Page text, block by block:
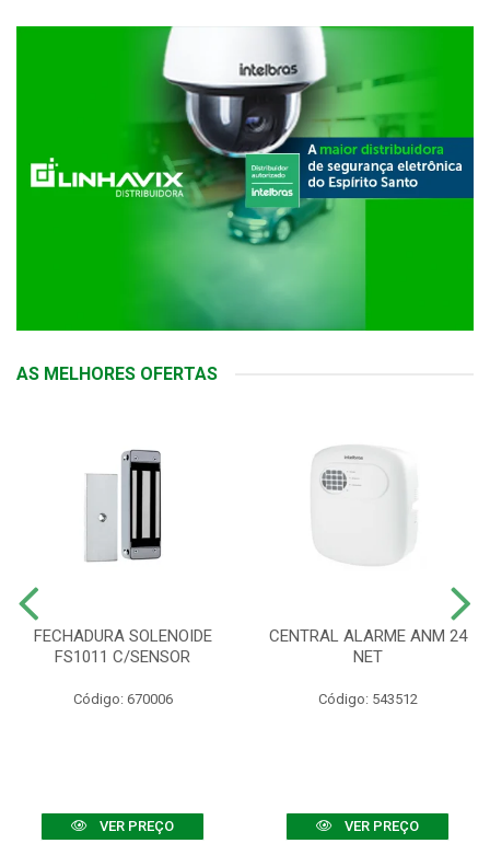
AS MELHORES OFERTAS
FECHADURA SOLENOIDE
FS1011 C/SENSOR
Código: 670006
VER PREÇO
CENTRAL ALARME ANM 24
NET
Código: 543512
VER PREÇO